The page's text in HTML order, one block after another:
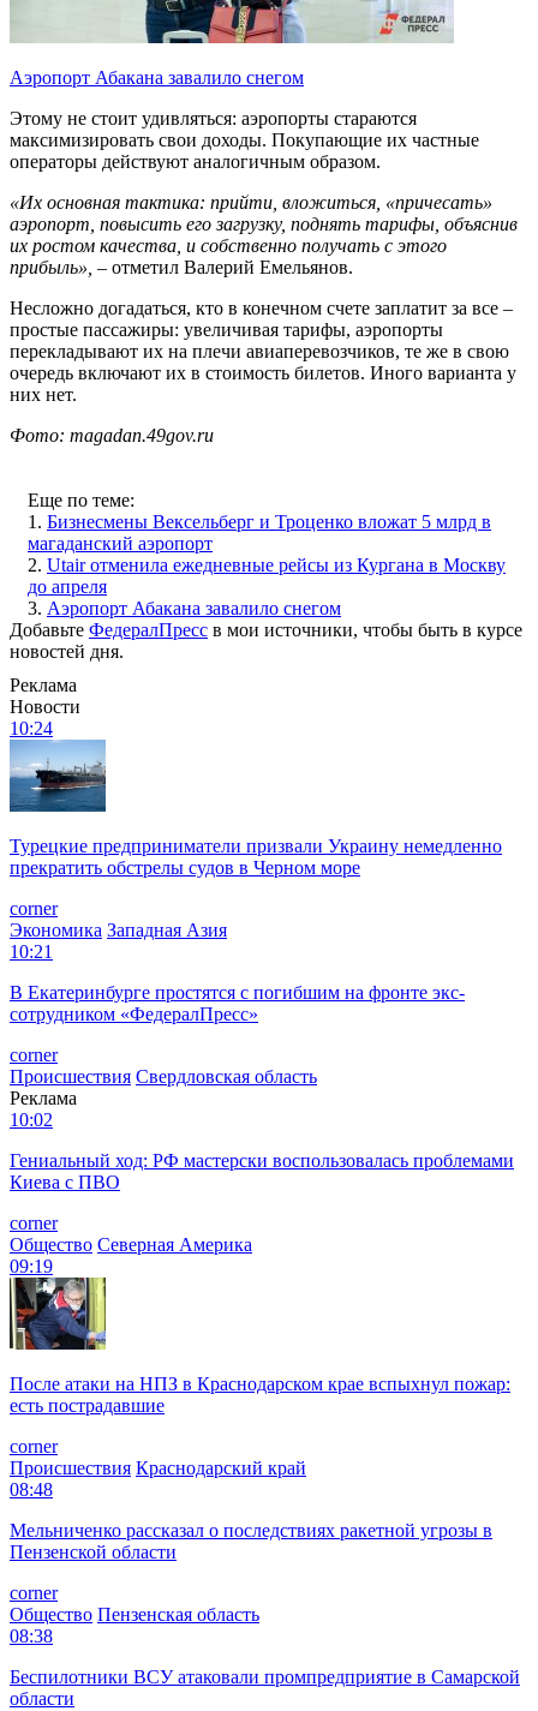
Аэропорт Абакана завалило снегом
Этому не стоит удивляться: аэропорты стараются
максимизировать свои доходы. Покупающие их частные
операторы действуют аналогичным образом.
«Их основная тактика: прийти, вложиться, «причесать»
аэропорт, повысить его загрузку, поднять тарифы, объяснив
их ростом качества, и собственно получать с этого
прибыль», – отметил Валерий Емельянов.
Несложно догадаться, кто в конечном счете заплатит за все –
простые пассажиры: увеличивая тарифы, аэропорты
перекладывают их на плечи авиаперевозчиков, те же в свою
очередь включают их в стоимость билетов. Иного варианта у
них нет.
Фото: magadan.49gov.ru
Еще по теме:
1. Бизнесмены Вексельберг и Троценко вложат 5 млрд в
магаданский аэропорт
2. Utair отменила ежедневные рейсы из Кургана в Москву
до апреля
3. Аэропорт Абакана завалило снегом
Добавьте ФедералПресс в мои источники, чтобы быть в курсе
новостей дня.
Реклама
Новости
10:24
Турецкие предприниматели призвали Украину немедленно
прекратить обстрелы судов в Черном море
corner
Экономика Западная Азия
10:21
В Екатеринбурге простятся с погибшим на фронте экс-
сотрудником «ФедералПресс»
corner
Происшествия Свердловская область
Реклама
10:02
Гениальный ход: РФ мастерски воспользовалась проблемами
Киева с ПВО
corner
Общество Северная Америка
09:19
После атаки на НПЗ в Краснодарском крае вспыхнул пожар:
есть пострадавшие
corner
Происшествия Краснодарский край
08:48
Мельниченко рассказал о последствиях ракетной угрозы в
Пензенской области
corner
Общество Пензенская область
08:38
Беспилотники ВСУ атаковали промпредприятие в Самарской
области